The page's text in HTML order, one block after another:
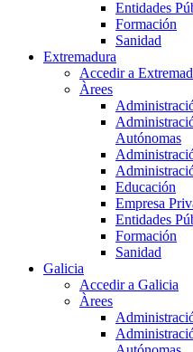
Entidades
Formación
Sanidad
Extremadura
Accedir a
Àrees
Autónomas
Educación
Empresa
Entidades
Formación
Sanidad
Galicia
Accedir a Galicia
Àrees